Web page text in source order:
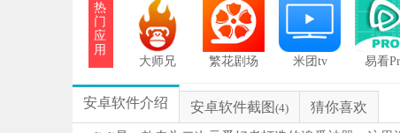
热
门
应
用
大师兄
繁花剧场 米团tv 易看
安卓软件介绍 安卓软件截图 (4) 猜你喜欢